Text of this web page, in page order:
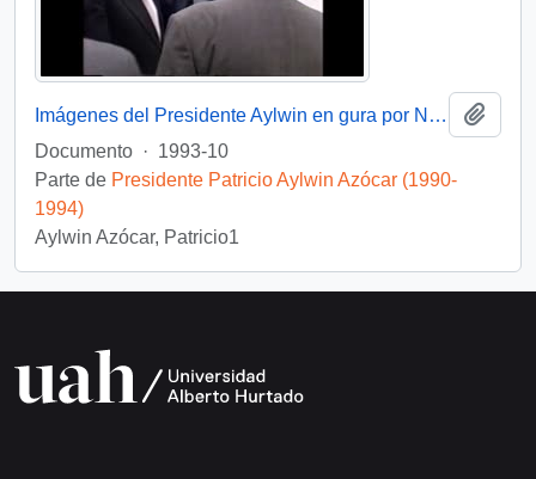
Imágenes del Presidente Aylwin en gura por Nueva Zelanda: video
Documento · 1993-10
Parte de Presidente Patricio Aylwin Azócar (1990-
1994)
Aylwin Azócar, Patricio1